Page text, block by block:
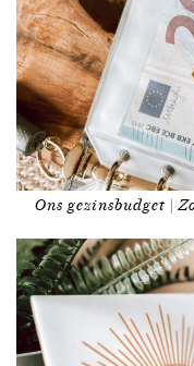
Ons gezinsbudget |